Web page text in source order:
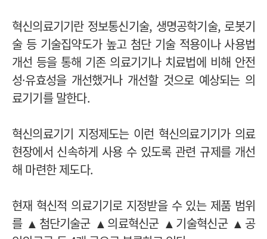
혁신의료기기란 정보통신기술, 생명공학기술, 로봇기
술 등 기술집약도가 높고 첨단 기술 적용이나 사용법
개선 등을 통해 기존 의료기기나 치료법에 비해 안전
성·유효성을 개선했거나 개선할 것으로 예상되는 의
료기기를 말한다.
혁신의료기기 지정제도는 이런 혁신의료기기가 의료
현장에서 신속하게 사용 수 있도록 관련 규제를 개선
해 마련한 제도다.
현재 혁신적 의료기기로 지정받을 수 있는 제품 범위
를 ▲첨단기술군 ▲의료혁신군 ▲기술혁신군 ▲공